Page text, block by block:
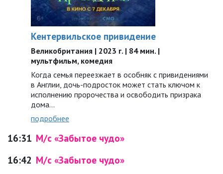
Кентервильское привидение
Великобритания | 2023 г. | 84 мин. |
мультфильм, комедия
Когда семья переезжает в особняк с привидениями
в Англии, дочь-подросток может стать ключом к
исполнению пророчества и освободить призрака
дома…
подробнее
16:31 М/с «Забытое чудо»
16:42 М/с «Забытое чудо»